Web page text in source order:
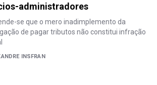
administradores
se que o mero inadimplemento da
de pagar tributos não constitui infração
INSFRAN